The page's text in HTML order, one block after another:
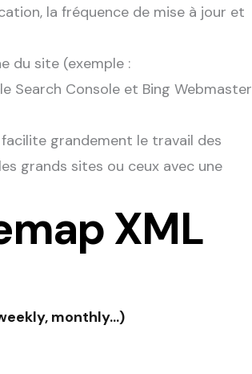
la fréquence de mise à jour et
du site (exemple :
Search Console et Bing Webmaster
grandement le travail des
grands sites ou ceux avec une
XML
monthly...)